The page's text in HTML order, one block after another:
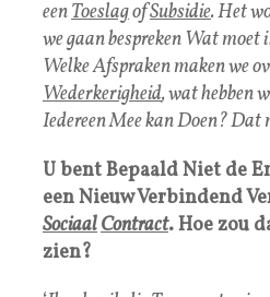
eenToeslagofSubsidie. Het
we gaan bespreken Wat
Welke Afspraken maken we
Wederkerigheid, wat hebben
Iedereen Mee kan Doen? Dat
U bent Bepaald Niet de
een Nieuw Verbindend
SociaalContract. Hoe zou
zien?